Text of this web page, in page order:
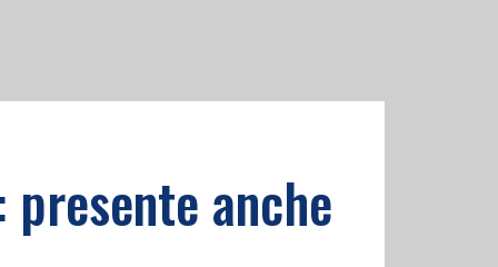
anche